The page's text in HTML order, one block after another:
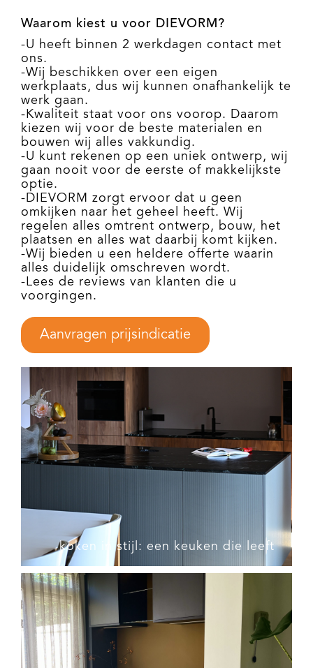
Waarom kiest u voor DIEVORM?
-U heeft binnen 2 werkdagen contact met
ons.
-Wij beschikken over een eigen
werkplaats, dus wij kunnen onafhankelijk te
werk gaan.
-Kwaliteit staat voor ons voorop. Daarom
kiezen wij voor de beste materialen en
bouwen wij alles vakkundig.
-U kunt rekenen op een uniek ontwerp, wij
gaan nooit voor de eerste of makkelijkste
optie.
-DIEVORM zorgt ervoor dat u geen
omkijken naar het geheel heeft. Wij
regelen alles omtrent ontwerp, bouw, het
plaatsen en alles wat daarbij komt kijken.
-Wij bieden u een heldere offerte waarin
alles duidelijk omschreven wordt.
-Lees de reviews van klanten die u
voorgingen.
Aanvragen prijsindicatie
koken in stijl: een keuken die leeft